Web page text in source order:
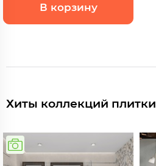
В корзину
Хиты коллекций плитки